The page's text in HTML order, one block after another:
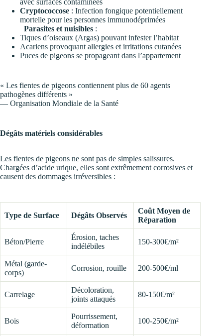
avec surfaces contaminées
Cryptococcose : Infection fongique potentiellement
mortelle pour les personnes immunodéprimées
Parasites et nuisibles :
Tiques d’oiseaux (Argas) pouvant infester l’habitat
Acariens provoquant allergies et irritations cutanées
Puces de pigeons se propageant dans l’appartement
« Les fientes de pigeons contiennent plus de 60 agents
pathogènes différents »
— Organisation Mondiale de la Santé
Dégâts matériels considérables
Les fientes de pigeons ne sont pas de simples salissures.
Chargées d’acide urique, elles sont extrêmement corrosives et
causent des dommages irréversibles :
Type de Surface Dégâts Observés
Coût Moyen de
Réparation
Béton/Pierre
Érosion, taches
indélébiles
150-300€/m²
Métal (garde-
corps)
Corrosion, rouille 200-500€/ml
Carrelage
Décoloration,
joints attaqués
80-150€/m²
Bois
Pourrissement,
déformation
100-250€/m²